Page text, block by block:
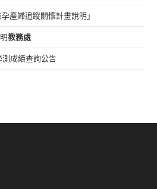
產婦追蹤關懷計畫說明」
教務處
測成績查詢公告